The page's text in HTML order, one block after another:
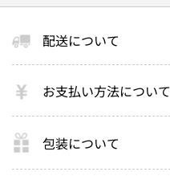
配送について
お支払い方法について
包装について